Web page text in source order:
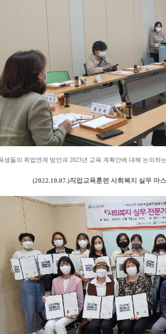
생들의 취업연계 방안과 2023년 교육 계획안에 대해 논의하
(2022.10.07.)직업교육훈련 사회복지 실무 마